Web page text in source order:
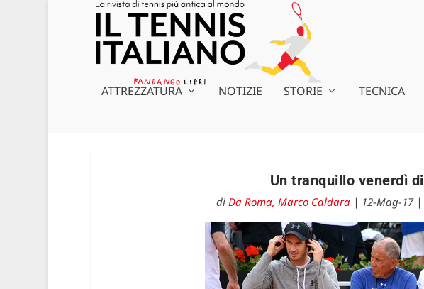
ATTREZZATURA NOTIZIE STORIE TECNICA
Un tranquillo venerdì
di Da Roma, Marco Caldara| 12-Mag-17|